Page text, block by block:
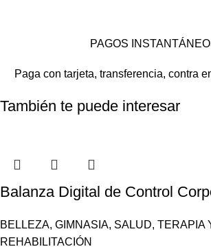
PAGOS
Paga con tarjeta, transferencia, contra
También te puede interesar
Balanza Digital de Control
BELLEZA, GIMNASIA, SALUD, TERAPIA
REHABILITACIÓN